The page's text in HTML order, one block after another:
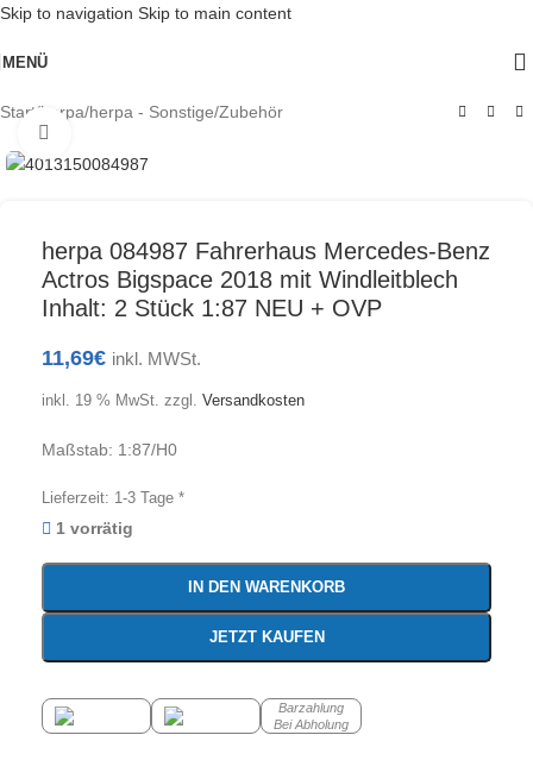
Skip to navigation Skip to main content
MENÜ
Start/herpa/herpa - Sonstige/Zubehör
herpa 084987 Fahrerhaus Mercedes-Benz
Actros Bigspace 2018 mit Windleitblech
Inhalt: 2 Stück 1:87 NEU + OVP
11,69€ inkl. MWSt.
inkl. 19 % MwSt. zzgl. Versandkosten
Maßstab: 1:87/H0
Lieferzeit: 1-3 Tage *
1 vorrätig
IN DEN WARENKORB
JETZT KAUFEN
Barzahlung
Bei Abholung